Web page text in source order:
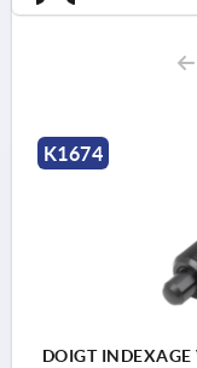
K1674
DOIGT INDEXAGE